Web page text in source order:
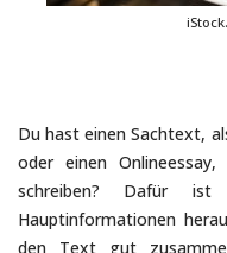
Du hast einen Sachtext,
oder einen
schreiben? Dafür
Hauptinformationen
den Text gut